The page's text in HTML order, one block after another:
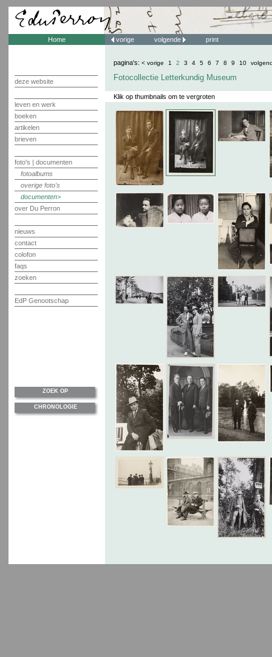
Home
deze website
leven en werk
boeken
artikelen
brieven
foto's | documenten
fotoalbums
overige foto's
documenten
over Du Perron
nieuws
contact
colofon
faqs
zoeken
EdP Genootschap
vorige volgende print
pagina's: < vorige 1 2 3 4 5 6 7 8 9 10
Fotocollectie Letterkundig Museum
Klik op thumbnails om te vergroten
ZOEK OP
CHRONOLOGIE